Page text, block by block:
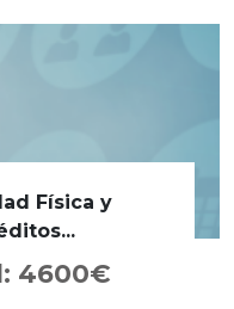
Física y
4600€